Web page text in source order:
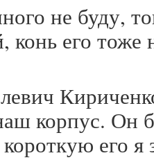
не буду,
конь его
корпус. Он
его я